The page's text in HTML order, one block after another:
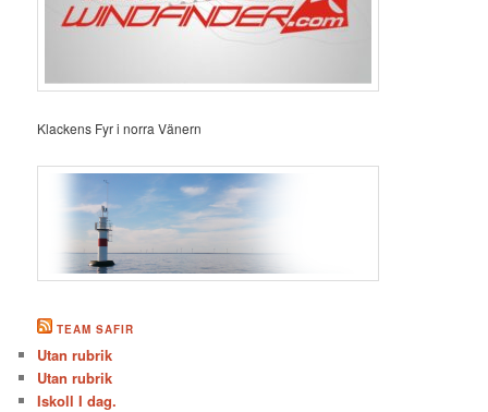
Klackens Fyr i norra Vänern
TEAM SAFIR
Utan rubrik
Utan rubrik
Iskoll I dag.